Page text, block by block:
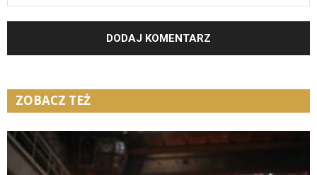
ZOBACZ TEŻ